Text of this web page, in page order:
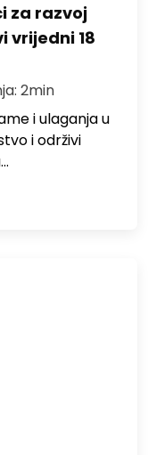
za razvoj
vrijedni 18
2min
i ulaganja u
i održivi